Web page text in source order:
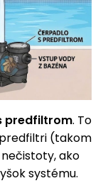
predfiltrom. To
predfiltri (takom
ako
systému.